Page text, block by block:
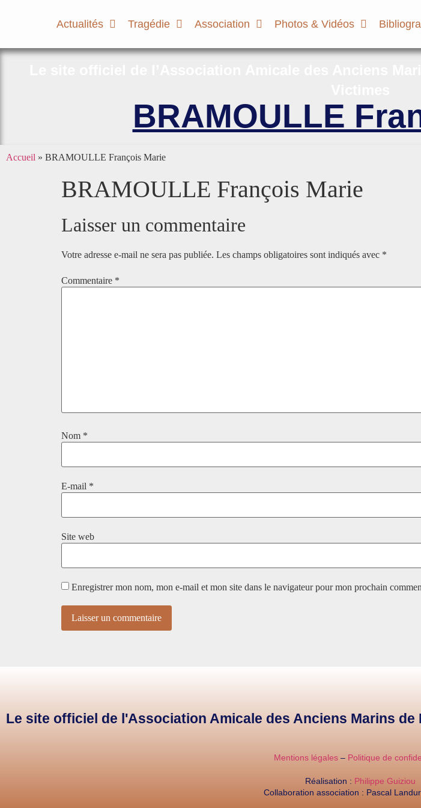
Actualités Tragédie Association Photos & Vidéos
BRAMOULLE
Accueil » BRAMOULLE François Marie
BRAMOULLE François Marie
Laisser un commentaire
Votre adresse e-mail ne sera pas publiée. Les champs obligatoires sont indiqués avec *
Commentaire *
Nom *
E-mail *
Site web
Enregistrer mon nom, mon e-mail et mon site dans le navigateur pour mon prochain
Le site officiel de l'Association Amicale des Anciens Marins
Mentions légales – Politique de
Réalisation : Philippe Guiziou
Collaboration association : Pascal